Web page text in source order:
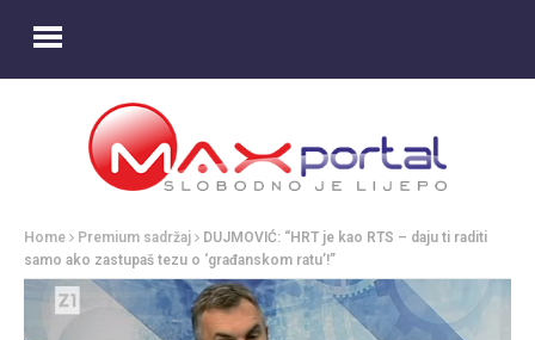
Home Premium sadržaj
DUJMOVIĆ: “HRT je kao RTS – daju ti raditi
samo ako zastupaš tezu o ‘građanskom ratu’!”